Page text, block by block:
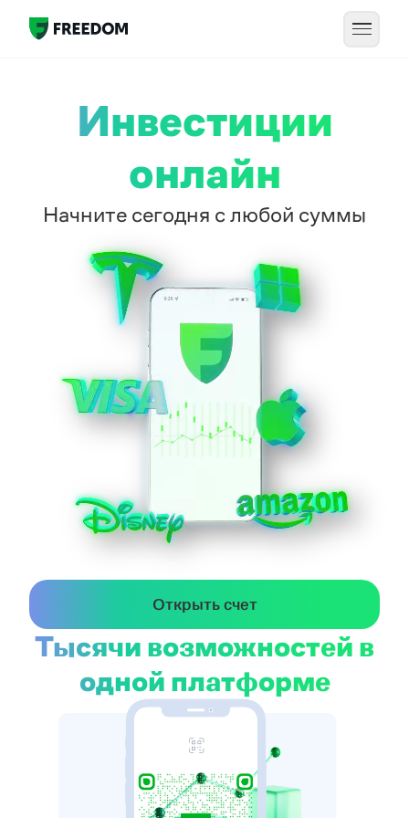
Инвестиции
онлайн
Начните сегодня с любой суммы
Открыть счет
Тысячи возможностей в
одной платформе